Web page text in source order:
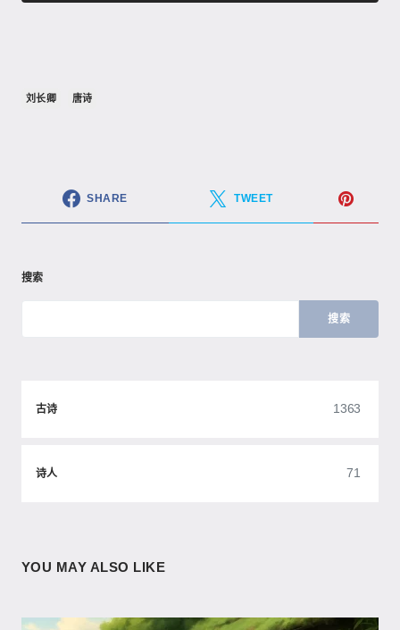
刘长卿 唐诗
SHARE TWEET
搜索
搜索
古诗 1363
诗人 71
YOU MAY ALSO LIKE